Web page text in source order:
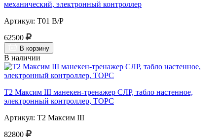
механический, электронный контроллер
Артикул: Т01 В/Р
62500
В корзину
В наличии
Т2 Максим III манекен-тренажер СЛР, табло настенное,
электронный контроллер, ТОРС
Артикул: Т2 Максим III
82800